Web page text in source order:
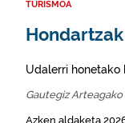
TURISMOA
Udalerri honetako
Gautegiz Arteagako
Azken aldaketa